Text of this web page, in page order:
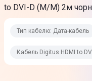
to DVI-D (M/M) 2м
Тип кабелю: Дата-кабель
Кабель Digitus HDMI to